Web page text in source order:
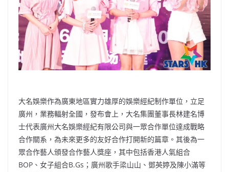
大名娛樂作為廣東地區實力雄厚的娛樂經紀制作單位，立足
廣州，業務輻射全國，發布會上，大名集團董事長林建名博
士代表廣州大名娛樂經紀有限公司與一眾合作單位達成戰略
合作關系，為未來更多的友好合作打開新的篇章。其後為一
眾合作藝人頒發合作藝人獎座，其中包括香港人氣組合
BOP、女子組合B.Gs；廣州歌手梁山山、鄧英婷及陳小滿等